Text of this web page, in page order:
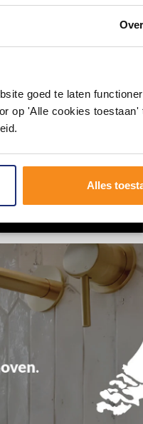
Over
goed te laten
op 'Alle cookies
Alles
en tag @megadumpnl.